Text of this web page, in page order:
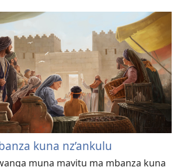
kuna nz’ankulu
muna mavitu ma mbanza kuna